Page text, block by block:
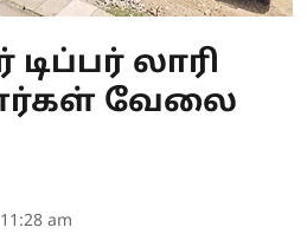
லாரி
வேலை
am